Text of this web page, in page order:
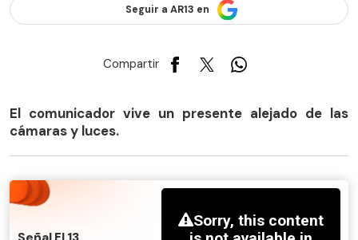
Seguir a AR13 en
Compartir
El comunicador vive un presente alejado de las
cámaras y luces.